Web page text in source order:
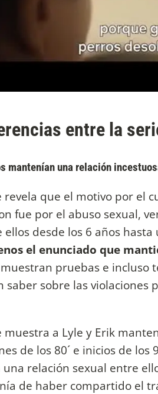
entre la
mantenían una relación
revela que el motivo por el
fue por el abuso sexual,
ellos desde los 6 años
el enunciado que
pruebas e incluso
saber sobre las violaciones
muestra a Lyle y Erik
de los 80´ e inicios de
relación sexual entre
de haber compartido el